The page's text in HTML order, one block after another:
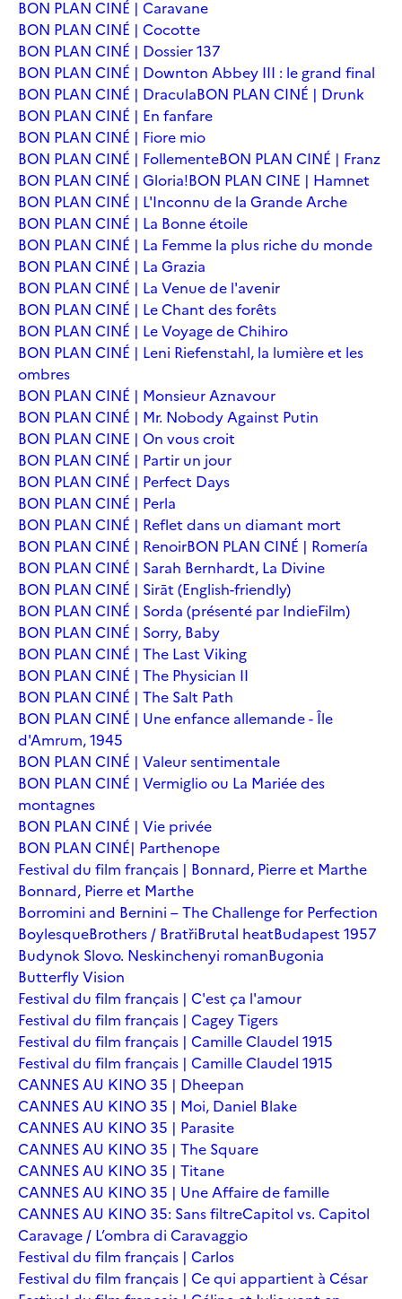
BON PLAN CINÉ | Caravane
BON PLAN CINÉ | Cocotte
BON PLAN CINÉ | Dossier 137
BON PLAN CINÉ | Downton Abbey III : le grand final
BON PLAN CINÉ | DraculaBON PLAN CINÉ | Drunk
BON PLAN CINÉ | En fanfare
BON PLAN CINÉ | Fiore mio
BON PLAN CINÉ | FollementeBON PLAN CINÉ | Franz
BON PLAN CINÉ | Gloria!BON PLAN CINE | Hamnet
BON PLAN CINÉ | L'Inconnu de la Grande Arche
BON PLAN CINÉ | La Bonne étoile
BON PLAN CINÉ | La Femme la plus riche du monde
BON PLAN CINÉ | La Grazia
BON PLAN CINÉ | La Venue de l'avenir
BON PLAN CINÉ | Le Chant des forêts
BON PLAN CINÉ | Le Voyage de Chihiro
BON PLAN CINÉ | Leni Riefenstahl, la lumière et les
ombres
BON PLAN CINÉ | Monsieur Aznavour
BON PLAN CINÉ | Mr. Nobody Against Putin
BON PLAN CINE | On vous croit
BON PLAN CINÉ | Partir un jour
BON PLAN CINÉ | Perfect Days
BON PLAN CINÉ | Perla
BON PLAN CINÉ | Reflet dans un diamant mort
BON PLAN CINÉ | RenoirBON PLAN CINÉ | Romería
BON PLAN CINÉ | Sarah Bernhardt, La Divine
BON PLAN CINÉ | Sirāt (English-friendly)
BON PLAN CINÉ | Sorda (présenté par IndieFilm)
BON PLAN CINÉ | Sorry, Baby
BON PLAN CINÉ | The Last Viking
BON PLAN CINÉ | The Physician II
BON PLAN CINÉ | The Salt Path
BON PLAN CINÉ | Une enfance allemande - Île
d'Amrum, 1945
BON PLAN CINÉ | Valeur sentimentale
BON PLAN CINÉ | Vermiglio ou La Mariée des
montagnes
BON PLAN CINÉ | Vie privée
BON PLAN CINÉ| Parthenope
Festival du film français | Bonnard, Pierre et Marthe
Bonnard, Pierre et Marthe
Borromini and Bernini – The Challenge for Perfection
BoylesqueBrothers / BratřiBrutal heatBudapest 1957
Budynok Slovo. Neskinchenyi romanBugonia
Butterfly Vision
Festival du film français | C'est ça l'amour
Festival du film français | Cagey Tigers
Festival du film français | Camille Claudel 1915
Festival du film français | Camille Claudel 1915
CANNES AU KINO 35 | Dheepan
CANNES AU KINO 35 | Moi, Daniel Blake
CANNES AU KINO 35 | Parasite
CANNES AU KINO 35 | The Square
CANNES AU KINO 35 | Titane
CANNES AU KINO 35 | Une Affaire de famille
CANNES AU KINO 35: Sans filtreCapitol vs. Capitol
Caravage / L’ombra di Caravaggio
Festival du film français | Carlos
Festival du film français | Ce qui appartient à César